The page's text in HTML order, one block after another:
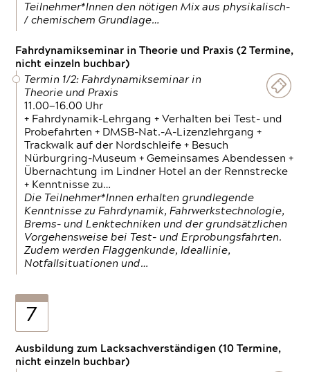
Teilnehmer*Innen den nötigen Mix aus physikalisch-
/ chemischem Grundlage…
Fahrdynamikseminar in Theorie und Praxis (2 Termine,
nicht einzeln buchbar)
Termin 1/2: Fahrdynamikseminar in
Theorie und Praxis
11.00—16.00 Uhr
+ Fahrdynamik-Lehrgang + Verhalten bei Test- und
Probefahrten + DMSB-Nat.-A-Lizenzlehrgang +
Trackwalk auf der Nordschleife + Besuch
Nürburgring-Museum + Gemeinsames Abendessen +
Übernachtung im Lindner Hotel an der Rennstrecke
+ Kenntnisse zu…
Die Teilnehmer*Innen erhalten grundlegende
Kenntnisse zu Fahrdynamik, Fahrwerkstechnologie,
Brems- und Lenktechniken und der grundsätzlichen
Vorgehensweise bei Test- und Erprobungsfahrten.
Zudem werden Flaggenkunde, Ideallinie,
Notfallsituationen und…
7
Ausbildung zum Lacksachverständigen (10 Termine,
nicht einzeln buchbar)